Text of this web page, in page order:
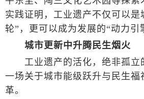
实践证明，工业遗产不仅可以是
轮”，更可以成为发展的“动力引
城市更新中升腾民生烟火
工业遗产的活化，绝非孤立
一场关于城市能级跃升与民生福
革。